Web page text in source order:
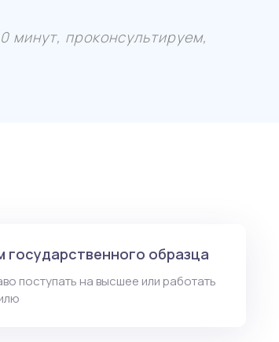
минут, проконсультируем,
государственного образца
поступать на высшее или работать